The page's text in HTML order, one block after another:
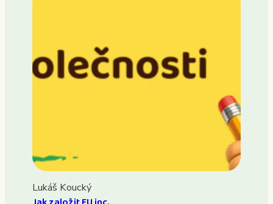
Lukáš Koucký